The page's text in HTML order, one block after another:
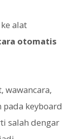
alat
otomatis
wawancara,
keyboard
salah dengar